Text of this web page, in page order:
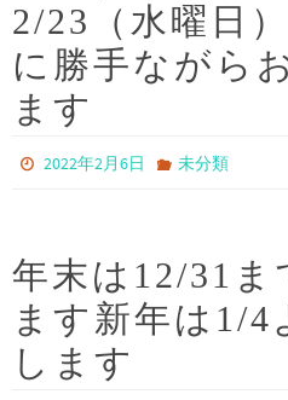
2/23（水曜日
に勝手ながら
ます
2022年2月6日 未分類
年末は12/31ま
ます新年は1/4
します